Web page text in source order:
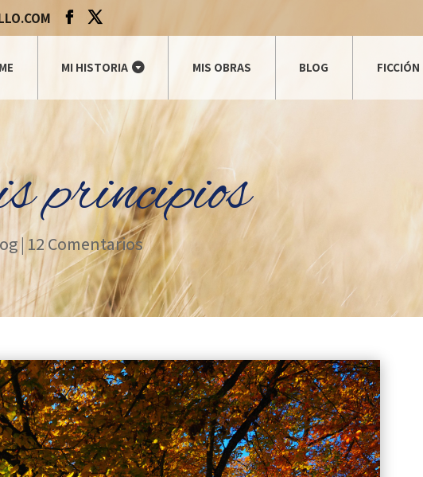
MI HISTORIA MIS OBRAS BLOG FICCIÓN
principios
|12 Comentarios